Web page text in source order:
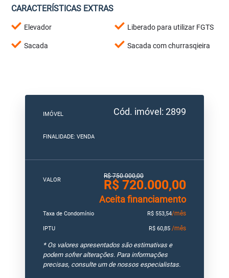
CARACTERÍSTICAS EXTRAS
Elevador Liberado para utilizar FGTS
Sacada Sacada com churrasqieira
IMÓVEL Cód. imóvel: 2899
FINALIDADE: VENDA
VALOR R$ 750.000,00
R$ 720.000,00
Aceita financiamento
Taxa de Condomínio R$ 553,54/mês
IPTU R$ 60,85 /mês
* Os valores apresentados são estimativas e
podem sofrer alterações. Para informações
precisas, consulte um de nossos especialistas.